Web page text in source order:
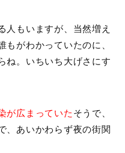
人もいますが、当然増え
もがわかっていたのに、
ね。いちいち大げさにす
が広まっていた そうで、
、あいかわらず夜の街関